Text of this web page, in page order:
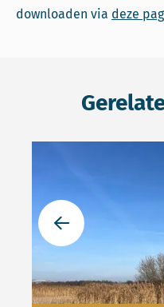
downloaden via deze
Ga naar de